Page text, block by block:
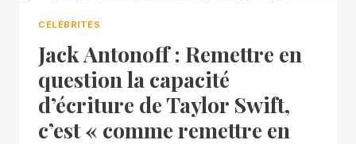
CÉLÉBRITÉS
Jack Antonoff : Remettre en
question la capacité
d’écriture de Taylor Swift,
c’est « comme remettre en